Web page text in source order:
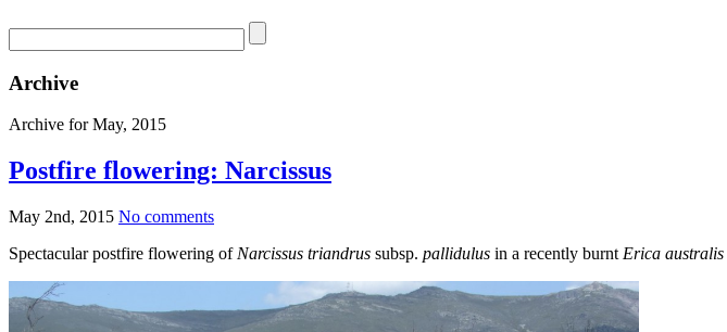
Archive
Archive for May, 2015
Postfire flowering: Narcissus
May 2nd, 2015 No comments
Spectacular postfire flowering of Narcissus triandrus subsp. pallidulus in a recently burnt Erica australis